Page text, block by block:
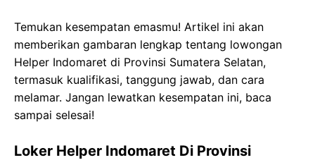
Temukan kesempatan emasmu! Artikel ini akan
memberikan gambaran lengkap tentang lowongan
Helper Indomaret di Provinsi Sumatera Selatan,
termasuk kualifikasi, tanggung jawab, dan cara
melamar. Jangan lewatkan kesempatan ini, baca
sampai selesai!
Loker Helper Indomaret Di Provinsi